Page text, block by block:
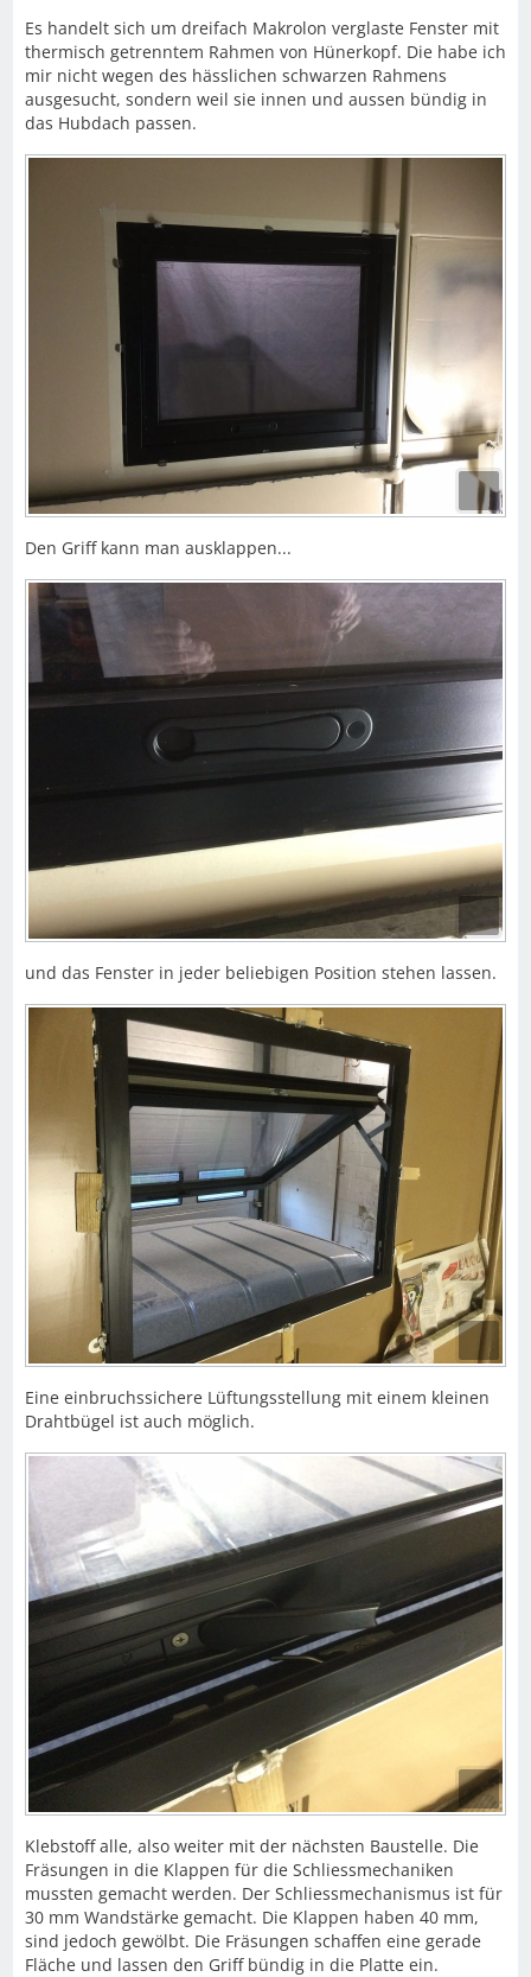
Es handelt sich um dreifach Makrolon verglaste Fenster mit
thermisch getrenntem Rahmen von Hünerkopf. Die habe ich
mir nicht wegen des hässlichen schwarzen Rahmens
ausgesucht, sondern weil sie innen und aussen bündig in
das Hubdach passen.
Den Griff kann man ausklappen...
und das Fenster in jeder beliebigen Position stehen lassen.
Eine einbruchssichere Lüftungsstellung mit einem kleinen
Drahtbügel ist auch möglich.
Klebstoff alle, also weiter mit der nächsten Baustelle. Die
Fräsungen in die Klappen für die Schliessmechaniken
mussten gemacht werden. Der Schliessmechanismus ist für
30 mm Wandstärke gemacht. Die Klappen haben 40 mm,
sind jedoch gewölbt. Die Fräsungen schaffen eine gerade
Fläche und lassen den Griff bündig in die Platte ein.